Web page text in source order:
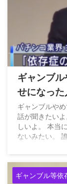
ギャンブ
せになっ
とかなる
ギャンブルや
話が聞きたい
しいよ。 本当
ないみたい。
ギャンブル等依